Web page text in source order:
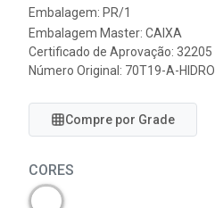
Embalagem: PR/1
Embalagem Master: CAIXA
Certificado de Aprovação: 32205
Número Original: 70T19-A-HIDRO
Compre por Grade
CORES